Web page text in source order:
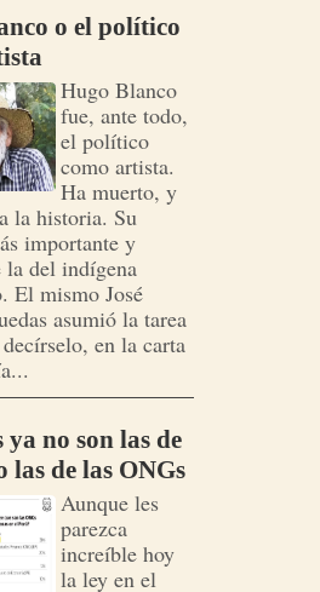
o el político
Hugo Blanco
fue, ante todo,
el político
como artista.
Ha muerto, y
la historia. Su
importante y
la del indígena
El mismo José
asumió la tarea
en la carta
ya no son las de
las de las ONGs
Aunque les
parezca
increíble hoy
la ley en el